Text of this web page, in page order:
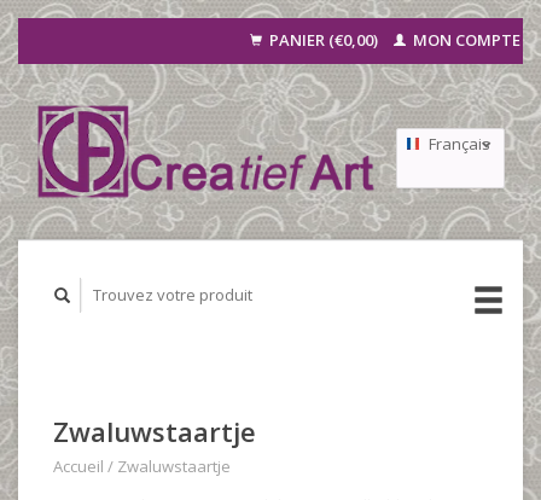
PANIER (€0,00) MON COMPTE
Français
Nederlands
Zwaluwstaartje
Accueil / Zwaluwstaartje